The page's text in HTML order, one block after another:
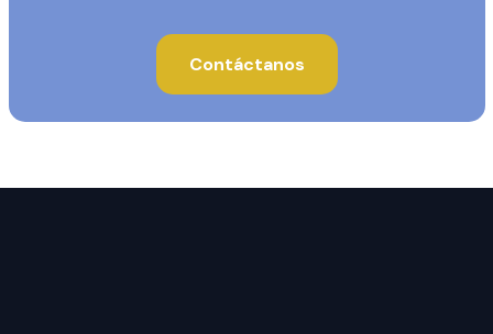
Contáctanos